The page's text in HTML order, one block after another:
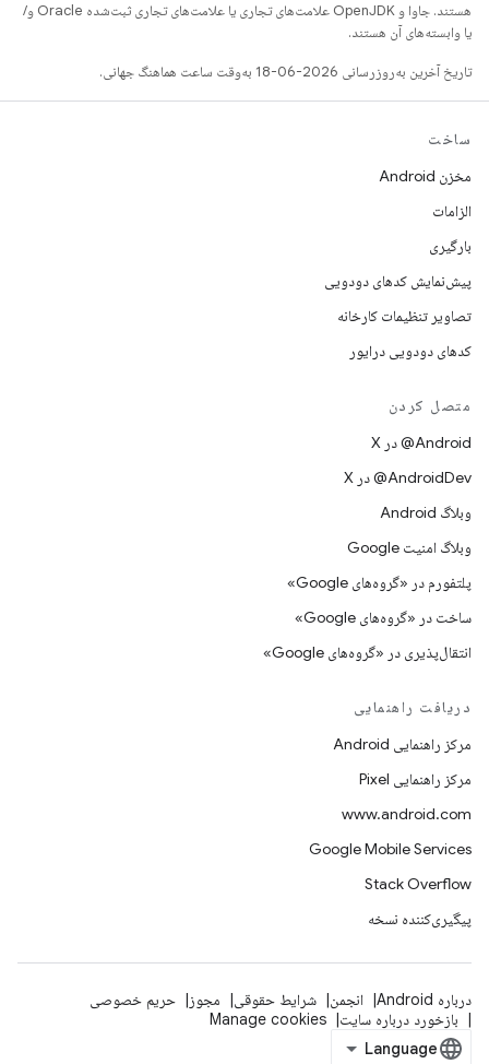
هستند. جاوا و OpenJDK علامت‌های تجاری یا علامت‌های تجاری ثبت‌شده Oracle و/
یا وابسته‌های آن هستند.
تاریخ آخرین به‌روزرسانی 2026-06-18 به‌وقت ساعت هماهنگ جهانی.
ساخت
مخزن Android
الزامات
بارگیری
پیش‌نمایش کدهای دودویی
تصاویر تنظیمات کارخانه
کدهای دودویی درایور
متصل کردن
‫‎@Android در X
‫‎@AndroidDev در X
وبلاگ Android
وبلاگ امنیت Google
پلتفورم در «گروه‌های Google»
ساخت در «گروه‌های Google»
انتقال‌پذیری در «گروه‌های Google»
دریافت راهنمایی
مرکز راهنمایی Android
مرکز راهنمایی Pixel
www.android.com
Google Mobile Services
Stack Overflow
پیگیری‌کننده نسخه
درباره Android انجمن شرایط حقوقی مجوز
حریم خصوصی
بازخورد درباره سایت
Manage cookies